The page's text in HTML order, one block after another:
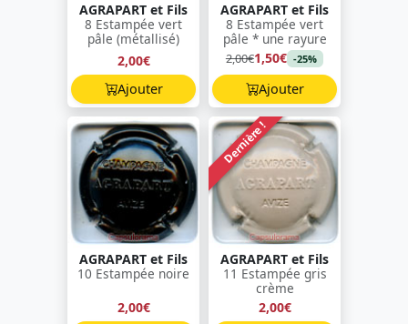
AGRAPART et Fils
8 Estampée vert
pâle (métallisé)
2,00€
Ajouter
AGRAPART et Fils
8 Estampée vert
pâle * une rayure
2,00€1,50€ -25%
Ajouter
AGRAPART et Fils
10 Estampée noire
2,00€
Dernière !
AGRAPART et Fils
11 Estampée gris
crème
2,00€